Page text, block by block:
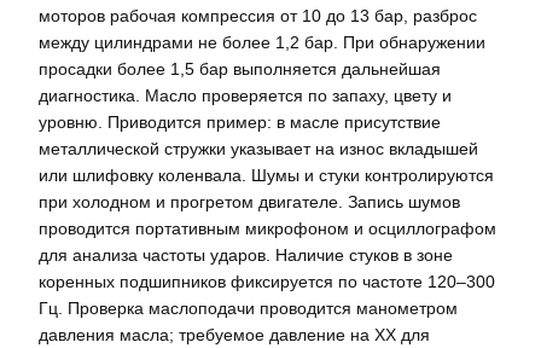
моторов рабочая компрессия от 10 до 13 бар, разброс
между цилиндрами не более 1,2 бар. При обнаружении
просадки более 1,5 бар выполняется дальнейшая
диагностика. Масло проверяется по запаху, цвету и
уровню. Приводится пример: в масле присутствие
металлической стружки указывает на износ вкладышей
или шлифовку коленвала. Шумы и стуки контролируются
при холодном и прогретом двигателе. Запись шумов
проводится портативным микрофоном и осциллографом
для анализа частоты ударов. Наличие стуков в зоне
коренных подшипников фиксируется по частоте 120–300
Гц. Проверка маслоподачи проводится манометром
давления масла; требуемое давление на ХХ для